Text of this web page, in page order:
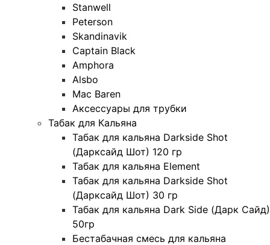
Stanwell
Peterson
Skandinavik
Captain Black
Amphora
Alsbo
Mac Baren
Аксессуары для трубки
Табак для Кальяна
Табак для кальяна Darkside Shot
(Дарксайд Шот) 120 гр
Табак для кальяна Element
Табак для кальяна Darkside Shot
(Дарксайд Шот) 30 гр
Табак для кальяна Dark Side (Дарк Сайд)
50гр
Бестабачная смесь для кальяна